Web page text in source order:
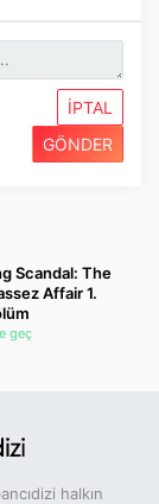
İPTAL
GÖNDER
Scandal: The
Affair 1.
geç
halkın